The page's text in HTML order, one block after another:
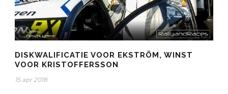
DISKWALIFICATIE VOOR EKSTRÖM, WINST
VOOR KRISTOFFERSSON
15 apr 2018